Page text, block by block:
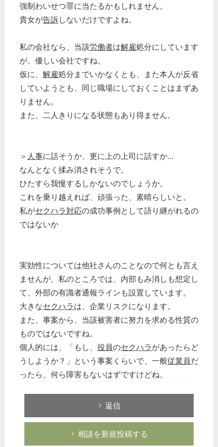
強制わいせつ罪に当たるかもしれません。
貴女が告訴しないだけですよね。
私の会社なら、当該労働者は解雇処分にしています
が、優しい会社ですね。
仮に、 解雇処分までいかなくとも、また本人が反省
していようとも、同じ職場にしておくことはまずあ
りません。
また、二人きりになる状態もあり得ません。
＞ 人事に話そうか、更に上の上司に話すか…
なんとなく揉み消されそうで。
ひたすら我慢するしかないのでしょうか。
これを乗り越えれば、頑張った、素晴らしいと。
私がセクハラ対応の成功事例として語り継がれるの
ではないか
実効性については他社さんのことなので何とも言え
ませんが、私のところでは、内部もみ消しも想定し
て、外部の有識者通報ラインも設置しています。
大きなセクハラは、企業リスクになります。
また、事案から、当該被害者に努力を求める性質の
ものではないですね。
個人的には、「もし、 役員のセクハラがあったらど
うしようか？」という事案くらいで、一般従業員だ
ったら、何ら障害もないはずですけどね。
返信
相談を新規投稿する